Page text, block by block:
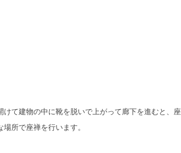
て建物の中に靴を脱いで上がって廊下を進むと、座
所で座禅を行います。